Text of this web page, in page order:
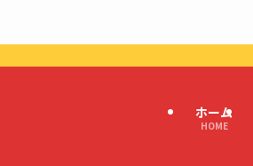
ホーム
HOME